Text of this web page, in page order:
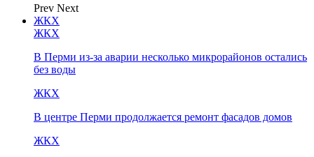
Prev Next
ЖКХ
ЖКХ
В Перми из-за аварии несколько микрорайонов остались
без воды
ЖКХ
В центре Перми продолжается ремонт фасадов домов
ЖКХ